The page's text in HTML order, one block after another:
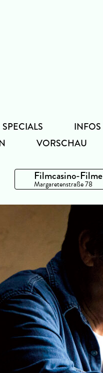
VORSCHAU
SPECIALS INFOS
Filmcasino-Filme
Margaretenstraße 78